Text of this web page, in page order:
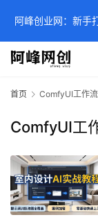
首页 ComfyUI工作流
ComfyUI工
阿峰创业网：新手